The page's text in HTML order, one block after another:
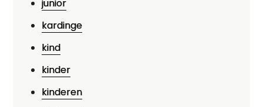
junior
kardinge
kind
kinder
kinderen